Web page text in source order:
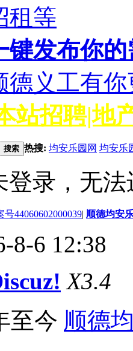
租等
键发布你
德义工有
站招聘|地
搜索 热搜: 均安乐园网 均安乐
登录，无
号44060602000039| 顺德均安
8-6 12:38
X3.4
至今 顺德